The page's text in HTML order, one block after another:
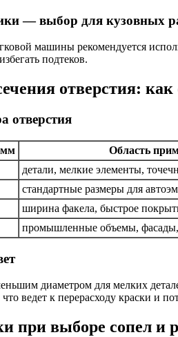
— выбор для кузовных
машины рекомендуется
подтеков.
отверстия:
отверстия
мм
Область
детали, мелкие элементы,
стандартные размеры для
ширина факела, быстрое
промышленные объемы,
диаметром для мелких
ведет к перерасходу краски и
при выборе сопел и